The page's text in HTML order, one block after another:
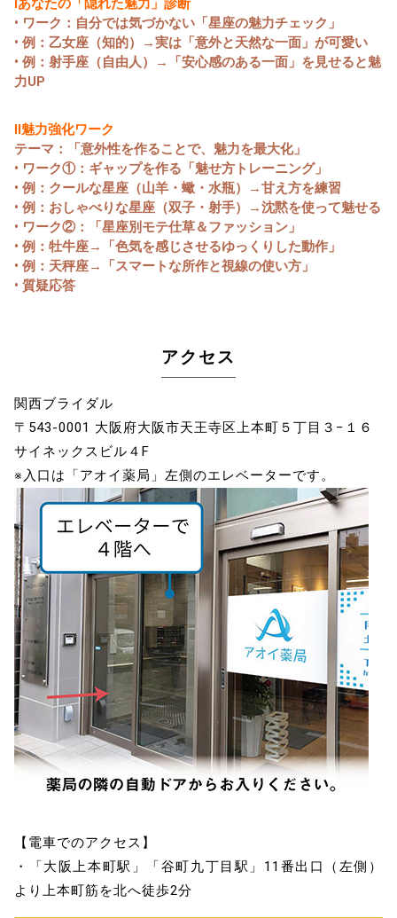
Ⅰあなたの「隠れた魅力」診断
• ワーク：自分では気づかない「星座の魅力チェック」
• 例：乙女座（知的）→実は「意外と天然な一面」が可愛い
• 例：射手座（自由人）→「安心感のある一面」を見せると魅
力UP
Ⅱ魅力強化ワーク
テーマ：「意外性を作ることで、魅力を最大化」
• ワーク①：ギャップを作る「魅せ方トレーニング」
• 例：クールな星座（山羊・蠍・水瓶）→甘え方を練習
• 例：おしゃべりな星座（双子・射手）→沈黙を使って魅せる
• ワーク②：「星座別モテ仕草＆ファッション」
• 例：牡牛座→「色気を感じさせるゆっくりした動作」
• 例：天秤座→「スマートな所作と視線の使い方」
• 質疑応答
アクセス
関西ブライダル
〒543-0001 大阪府大阪市天王寺区上本町５丁目３−１６
サイネックスビル４F
※入口は「アオイ薬局」左側のエレベーターです。
【電車でのアクセス】
・「大阪上本町駅」「谷町九丁目駅」11番出口（左側）
より上本町筋を北へ徒歩2分